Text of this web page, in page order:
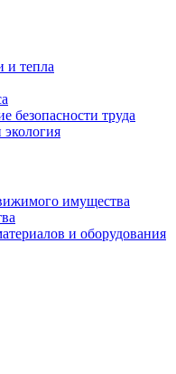
и тепла
безопасности труда
имущества
и оборудования